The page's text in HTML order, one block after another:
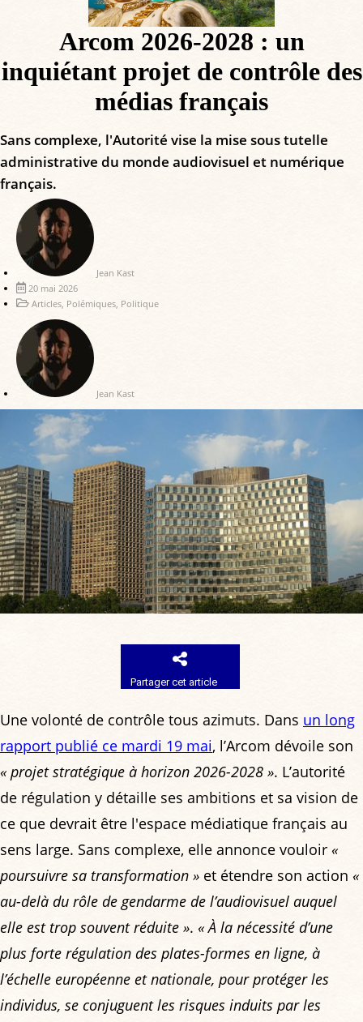
Arcom 2026-2028 : un
inquiétant projet de contrôle des
médias français
Sans complexe, l'Autorité vise la mise sous tutelle
administrative du monde audiovisuel et numérique
français.
Jean Kast
20 mai 2026
Articles, Polémiques, Politique
Jean Kast
Partager cet article
Une volonté de contrôle tous azimuts. Dans un long
rapport publié ce mardi 19 mai, l’Arcom dévoile son
« projet stratégique à horizon 2026-2028 ». L’autorité
de régulation y détaille ses ambitions et sa vision de
ce que devrait être l'espace médiatique français au
sens large. Sans complexe, elle annonce vouloir «
poursuivre sa transformation » et étendre son action «
au-delà du rôle de gendarme de l’audiovisuel auquel
elle est trop souvent réduite ». « À la nécessité d’une
plus forte régulation des plates-formes en ligne, à
l’échelle européenne et nationale, pour protéger les
individus, se conjuguent les risques induits par les